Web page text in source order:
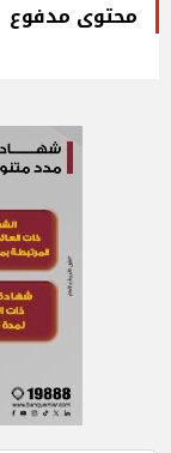
محتوى مدفوع